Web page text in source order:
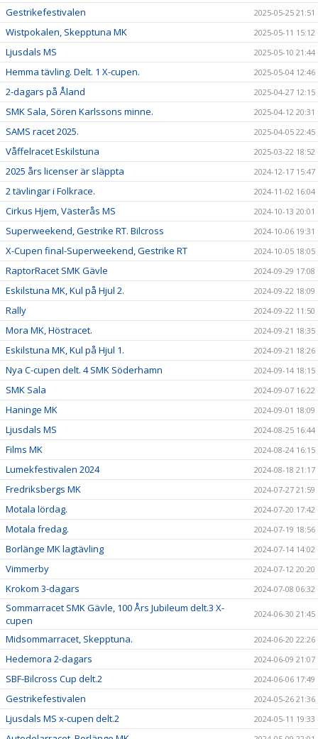
Gestrikefestivalen 2025-05-25 21:51
Wistpokalen, Skepptuna MK 2025-05-11 15:12
Ljusdals MS 2025-05-10 21:44
Hemma tävling. Delt. 1 X-cupen. 2025-05-04 12:46
2-dagars på Åland 2025-04-27 12:15
SMK Sala, Sören Karlssons minne. 2025-04-12 20:31
SAMS racet 2025. 2025-04-05 22:45
Våffelracet Eskilstuna 2025-03-22 18:52
2025 års licenser är släppta 2024-12-17 15:47
2 tävlingar i Folkrace. 2024-11-02 16:04
Cirkus Hjem, Västerås MS 2024-10-13 20:01
Superweekend, Gestrike RT. Bilcross 2024-10-06 19:31
X-Cupen final-Superweekend, Gestrike RT 2024-10-05 18:05
RaptorRacet SMK Gävle 2024-09-29 17:08
Eskilstuna MK, Kul på Hjul 2. 2024-09-22 18:09
Rally 2024-09-22 11:50
Mora MK, Höstracet. 2024-09-21 18:35
Eskilstuna MK, Kul på Hjul 1. 2024-09-21 18:26
Nya C-cupen delt. 4 SMK Söderhamn 2024-09-14 18:15
SMK Sala 2024-09-07 16:22
Haninge MK 2024-09-01 18:09
Ljusdals MS 2024-08-25 16:44
Films MK 2024-08-24 16:15
Lumekfestivalen 2024 2024-08-18 21:17
Fredriksbergs MK 2024-07-27 21:59
Motala lördag. 2024-07-20 17:42
Motala fredag. 2024-07-19 18:56
Borlänge MK lagtävling 2024-07-14 14:02
Vimmerby 2024-07-12 20:20
Krokom 3-dagars 2024-07-08 06:32
Sommarracet SMK Gävle, 100 Års Jubileum delt.3 X-
cupen
2024-06-30 21:45
Midsommarracet, Skepptuna. 2024-06-20 22:26
Hedemora 2-dagars 2024-06-09 21:07
SBF-Bilcross Cup delt.2 2024-06-06 17:49
Gestrikefestivalen 2024-05-26 21:36
Ljusdals MS x-cupen delt.2 2024-05-11 19:33